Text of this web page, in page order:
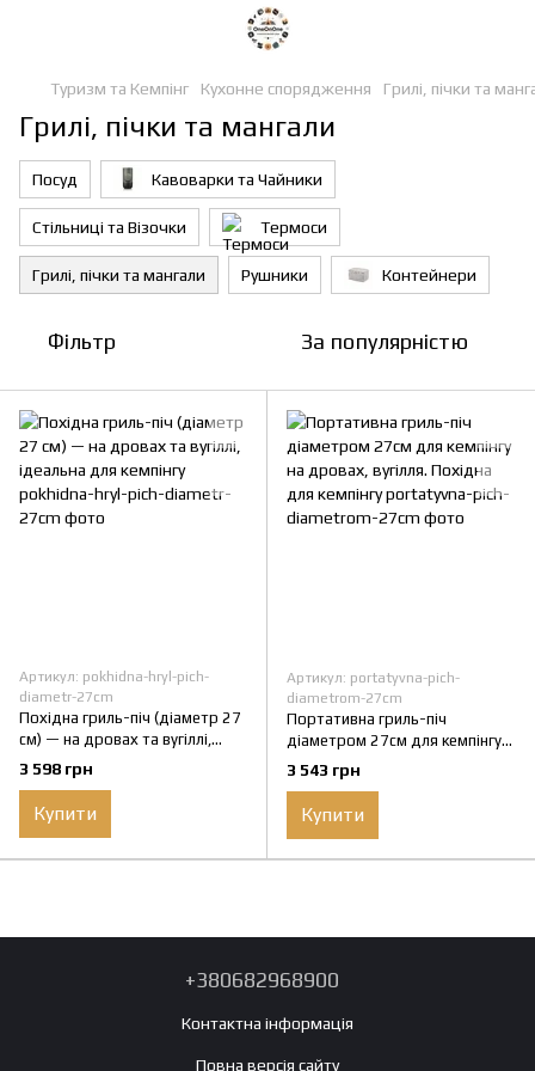
Туризм та Кемпінг Кухонне спорядження Грилі, пічки та
Грилі, пічки та мангали
Посуд Кавоварки та Чайники
Стільниці та Візочки Термоси
Грилі, пічки та мангали Рушники Контейнери
Фільтр За популярністю
Артикул: pokhidna-hryl-pich-
diametr-27сm
Похідна гриль-піч (діаметр 27
см) — на дровах та вугіллі,
ідеальна для кемпінгу
3 598 грн
Купити
Артикул: portatyvna-pich-
diametrom-27сm
Портативна гриль-піч
діаметром 27см для кемпінгу
на дровах, вугілля. Похідна
для кемпінгу
3 543 грн
Купити
+380682968900
Контактна інформація
Повна версія сайту